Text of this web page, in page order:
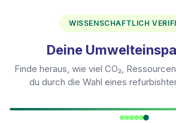
WISSENSCHAFTLICH
Deine
Finde heraus, wie viel CO₂,
du durch die Wahl eines